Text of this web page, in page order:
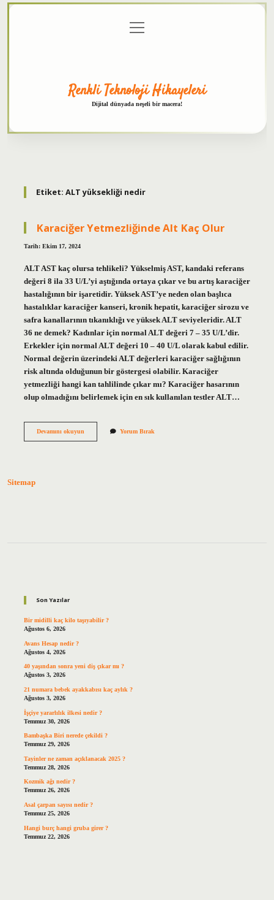
menüyü
aç
Renkli Teknoloji Hikayeleri
Dijital dünyada neşeli bir macera!
Etiket: ALT yüksekliği nedir
Karaciğer Yetmezliğinde Alt Kaç Olur
Tarih: Ekim 17, 2024
ALT AST kaç olursa tehlikeli? Yükselmiş AST, kandaki referans
değeri 8 ila 33 U/L’yi aştığında ortaya çıkar ve bu artış karaciğer
hastalığının bir işaretidir. Yüksek AST’ye neden olan başlıca
hastalıklar karaciğer kanseri, kronik hepatit, karaciğer sirozu ve
safra kanallarının tıkanıklığı ve yüksek ALT seviyeleridir. ALT
36 ne demek? Kadınlar için normal ALT değeri 7 – 35 U/L’dir.
Erkekler için normal ALT değeri 10 – 40 U/L olarak kabul edilir.
Normal değerin üzerindeki ALT değerleri karaciğer sağlığının
risk altında olduğunun bir göstergesi olabilir. Karaciğer
yetmezliği hangi kan tahlilinde çıkar mı? Karaciğer hasarının
olup olmadığını belirlemek için en sık kullanılan testler ALT…
Devamını okuyunKaraciğer
Yorum Bırak
Sitemap
Son Yazılar
Bir midilli kaç kilo taşıyabilir ?
Ağustos 6, 2026
Avans Hesap nedir ?
Ağustos 4, 2026
40 yaşından sonra yeni diş çıkar mı ?
Ağustos 3, 2026
21 numara bebek ayakkabısı kaç aylık ?
Ağustos 3, 2026
İşçiye yararlılık ilkesi nedir ?
Temmuz 30, 2026
Bambaşka Biri nerede çekildi ?
Temmuz 29, 2026
Tayinler ne zaman açıklanacak 2025 ?
Temmuz 28, 2026
Kozmik ağı nedir ?
Temmuz 26, 2026
Asal çarpan sayısı nedir ?
Temmuz 25, 2026
Hangi burç hangi gruba girer ?
Temmuz 22, 2026